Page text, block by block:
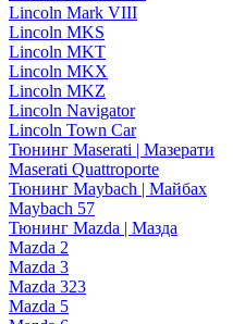
Lincoln Mark VIII
Lincoln MKS
Lincoln MKT
Lincoln MKX
Lincoln MKZ
Lincoln Navigator
Lincoln Town Car
Тюнинг Maserati | Мазерати
Maserati Quattroporte
Тюнинг Maybach | Майбах
Maybach 57
Тюнинг Mazda | Мазда
Mazda 2
Mazda 3
Mazda 323
Mazda 5